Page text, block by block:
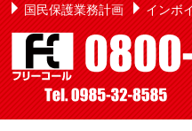
国民保護業務計画
インボ